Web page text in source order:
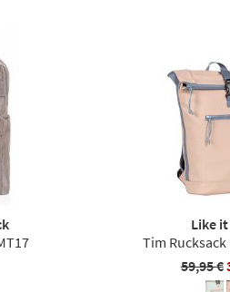
Like
Tim
59,95 €